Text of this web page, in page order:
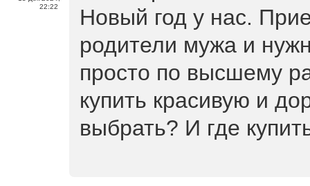
22:22
Новый год у нас.
родители мужа и
просто по высшему
купить красивую и
выбрать? И где